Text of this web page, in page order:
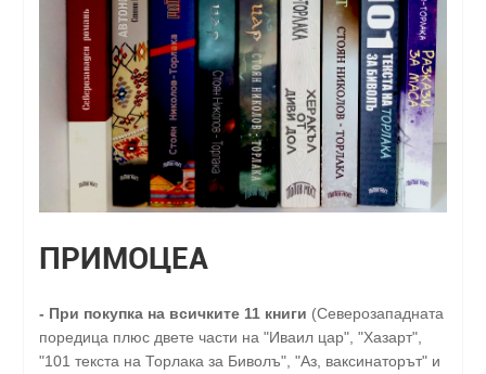
ПРИМОЦЕА
- При покупка на всичките 11 книги (Северозападната
поредица плюс двете части на "Иваил цар", "Хазарт",
"101 текста на Торлака за Биволъ", "Аз, ваксинаторът" и